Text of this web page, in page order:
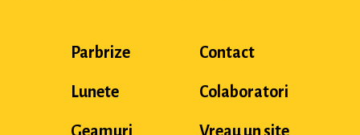
Parbrize
Lunete
Geamuri
Contact
Colaboratori
Vreau un site